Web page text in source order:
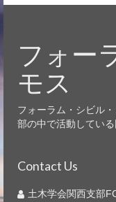
フォー
モス
フォーラム・シビル
部の中で活動している
Contact Us
土木学会関西支部